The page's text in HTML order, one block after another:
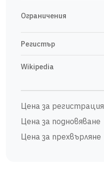
Ограничения
Регистър
Wikipedia
Цена за регистрация
Цена за подновяване
Цена за прехвърляне